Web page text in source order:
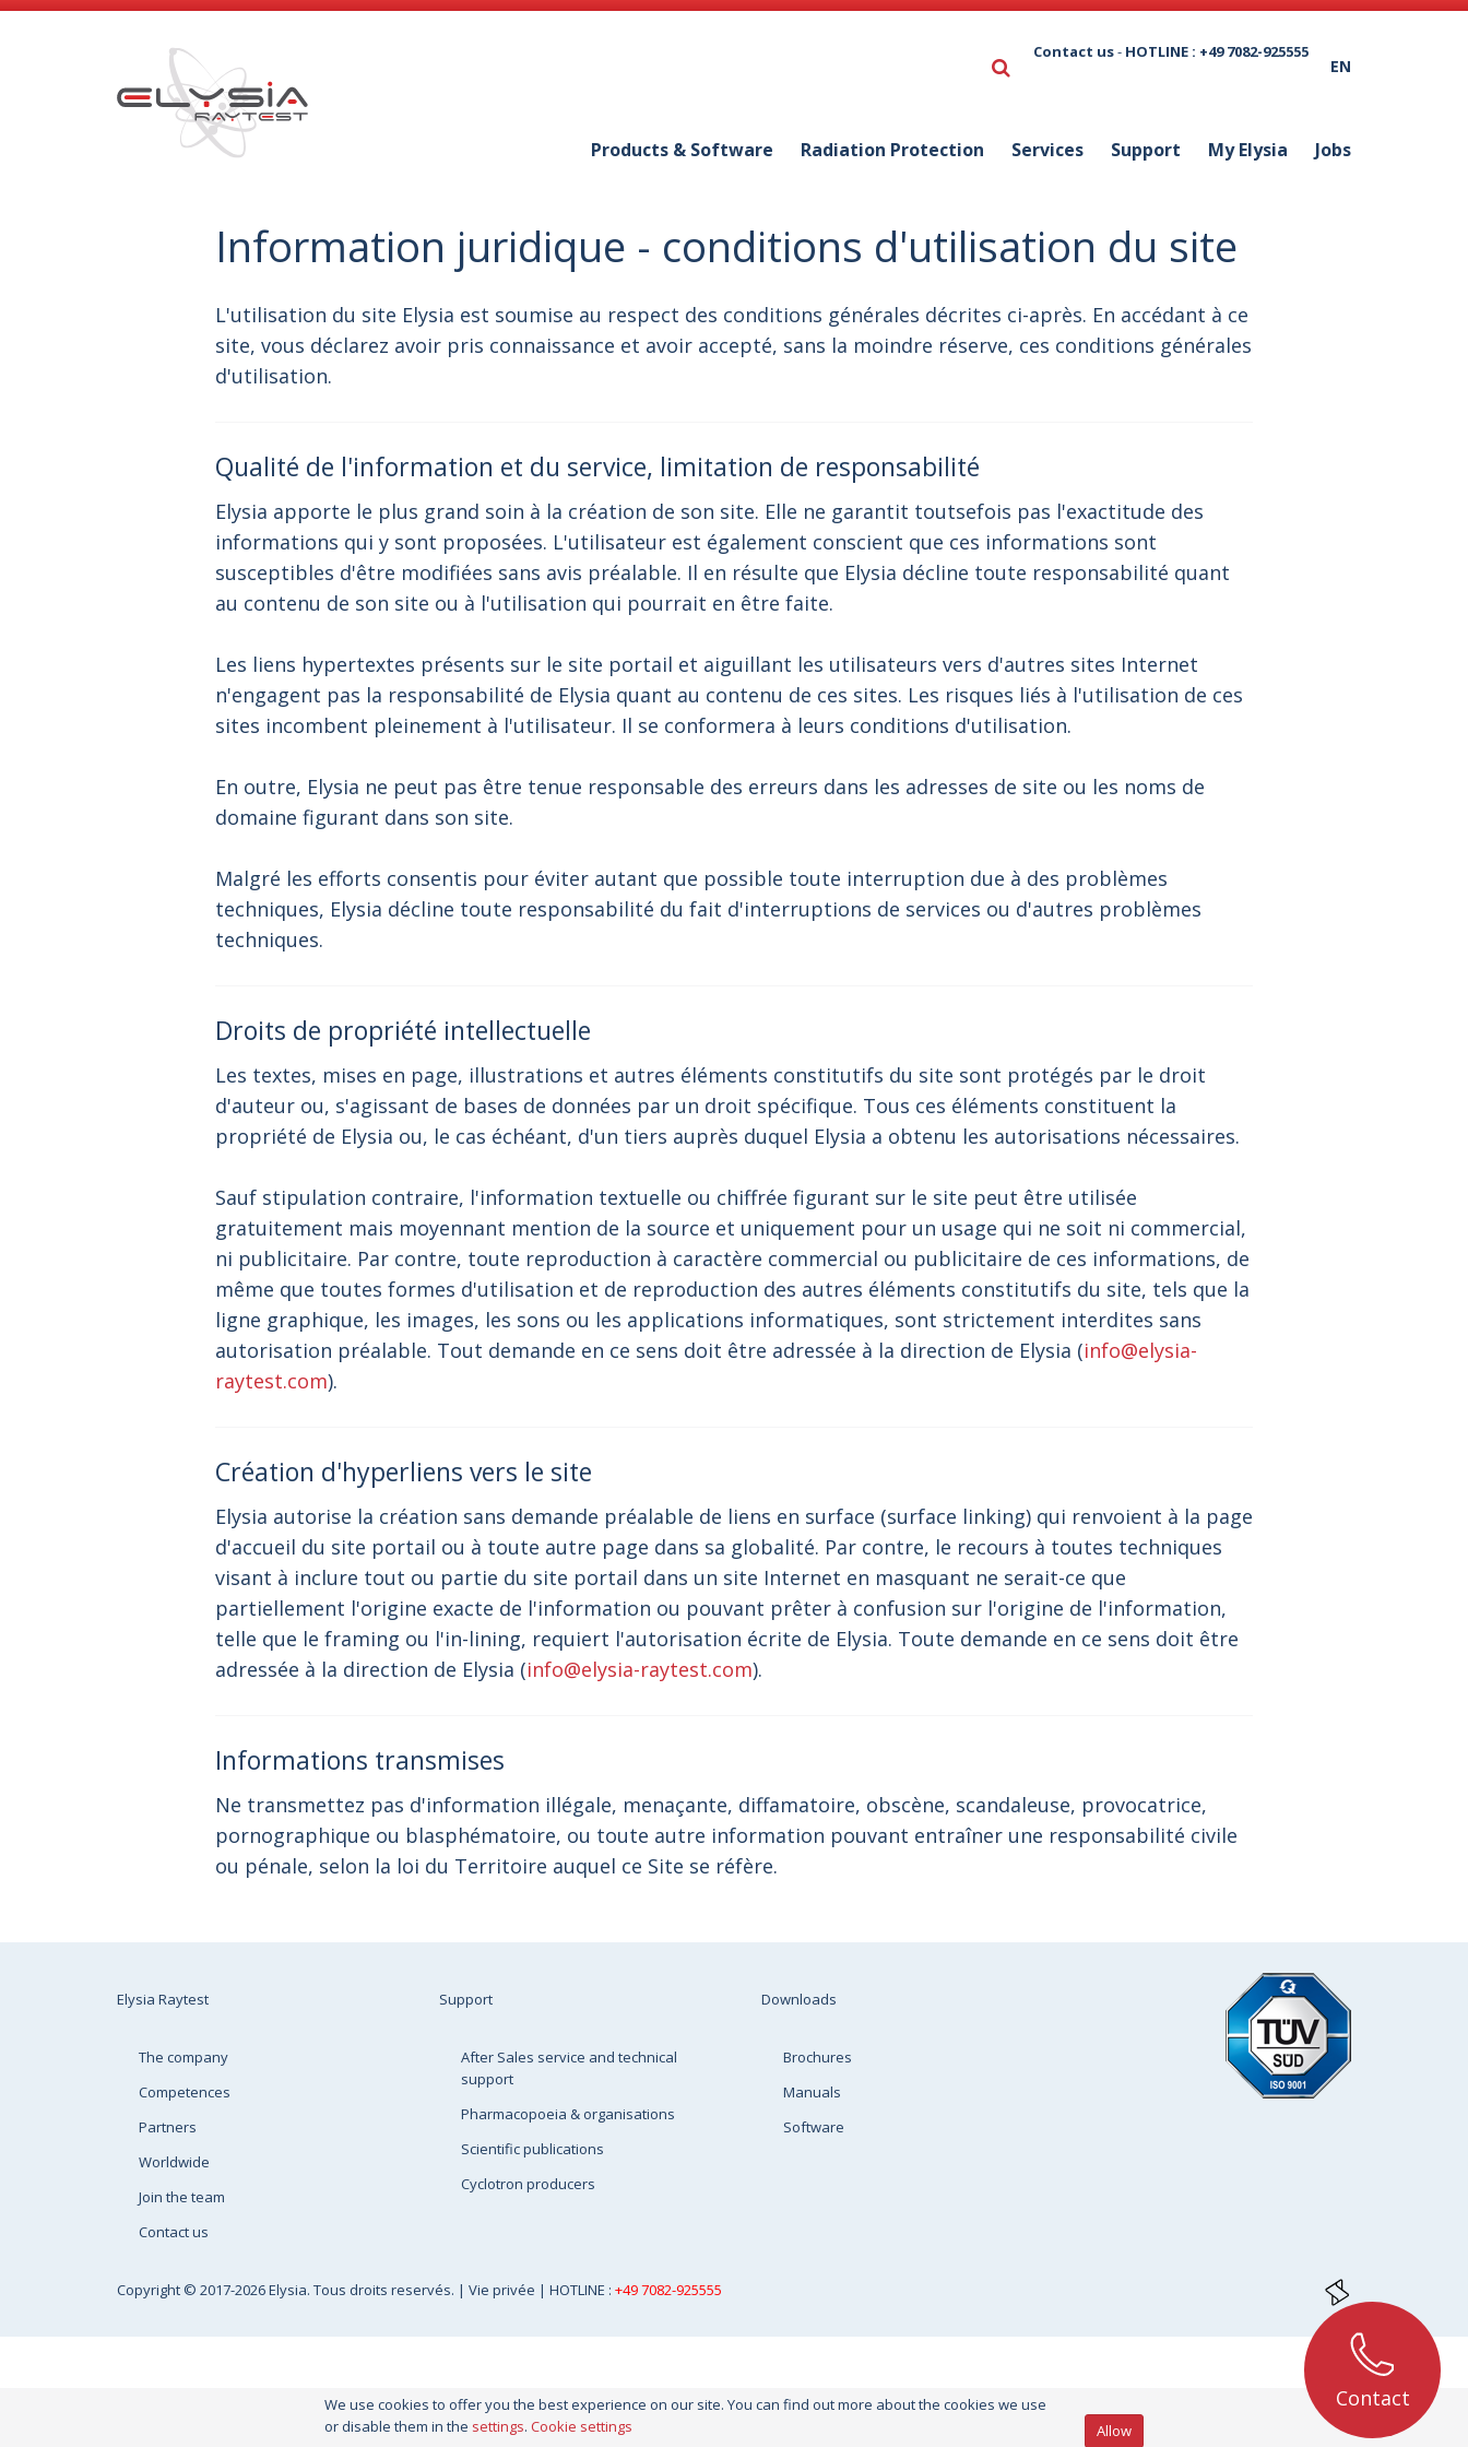
Contact us- HOTLINE : +49 7082-925555
EN
Products & Software Radiation Protection Services Support My Elysia Jobs
Information juridique - conditions d'utilisation du site
L'utilisation du site Elysia est soumise au respect des conditions générales décrites ci-après. En accédant à ce
site, vous déclarez avoir pris connaissance et avoir accepté, sans la moindre réserve, ces conditions générales
d'utilisation.
Qualité de l'information et du service, limitation de responsabilité
Elysia apporte le plus grand soin à la création de son site. Elle ne garantit toutsefois pas l'exactitude des
informations qui y sont proposées. L'utilisateur est également conscient que ces informations sont
susceptibles d'être modifiées sans avis préalable. Il en résulte que Elysia décline toute responsabilité quant
au contenu de son site ou à l'utilisation qui pourrait en être faite.
Les liens hypertextes présents sur le site portail et aiguillant les utilisateurs vers d'autres sites Internet
n'engagent pas la responsabilité de Elysia quant au contenu de ces sites. Les risques liés à l'utilisation de ces
sites incombent pleinement à l'utilisateur. Il se conformera à leurs conditions d'utilisation.
En outre, Elysia ne peut pas être tenue responsable des erreurs dans les adresses de site ou les noms de
domaine figurant dans son site.
Malgré les efforts consentis pour éviter autant que possible toute interruption due à des problèmes
techniques, Elysia décline toute responsabilité du fait d'interruptions de services ou d'autres problèmes
techniques.
Droits de propriété intellectuelle
Les textes, mises en page, illustrations et autres éléments constitutifs du site sont protégés par le droit
d'auteur ou, s'agissant de bases de données par un droit spécifique. Tous ces éléments constituent la
propriété de Elysia ou, le cas échéant, d'un tiers auprès duquel Elysia a obtenu les autorisations nécessaires.
Sauf stipulation contraire, l'information textuelle ou chiffrée figurant sur le site peut être utilisée
gratuitement mais moyennant mention de la source et uniquement pour un usage qui ne soit ni commercial,
ni publicitaire. Par contre, toute reproduction à caractère commercial ou publicitaire de ces informations, de
même que toutes formes d'utilisation et de reproduction des autres éléments constitutifs du site, tels que la
ligne graphique, les images, les sons ou les applications informatiques, sont strictement interdites sans
autorisation préalable. Tout demande en ce sens doit être adressée à la direction de Elysia (info@elysia-
raytest.com).
Création d'hyperliens vers le site
Elysia autorise la création sans demande préalable de liens en surface (surface linking) qui renvoient à la page
d'accueil du site portail ou à toute autre page dans sa globalité. Par contre, le recours à toutes techniques
visant à inclure tout ou partie du site portail dans un site Internet en masquant ne serait-ce que
partiellement l'origine exacte de l'information ou pouvant prêter à confusion sur l'origine de l'information,
telle que le framing ou l'in-lining, requiert l'autorisation écrite de Elysia. Toute demande en ce sens doit être
adressée à la direction de Elysia (info@elysia-raytest.com).
Informations transmises
Ne transmettez pas d'information illégale, menaçante, diffamatoire, obscène, scandaleuse, provocatrice,
pornographique ou blasphématoire, ou toute autre information pouvant entraîner une responsabilité civile
ou pénale, selon la loi du Territoire auquel ce Site se réfère.
Elysia Raytest
The company
Competences
Partners
Worldwide
Join the team
Contact us
Support
After Sales service and technical
support
Pharmacopoeia & organisations
Scientific publications
Cyclotron producers
Downloads
Brochures
Manuals
Software
Copyright © 2017-2026 Elysia. Tous droits reservés. | Vie privée | HOTLINE : +49 7082-925555
We use cookies to offer you the best experience on our site. You can find out more about the cookies we use
or disable them in the settings. Cookie settings Allow
Contact